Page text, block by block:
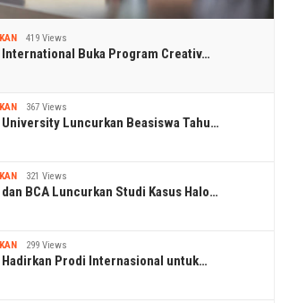
419 Views
International Buka Program Creativ…
367 Views
University Luncurkan Beasiswa Tahu…
321 Views
dan BCA Luncurkan Studi Kasus Halo…
299 Views
Hadirkan Prodi Internasional untuk…